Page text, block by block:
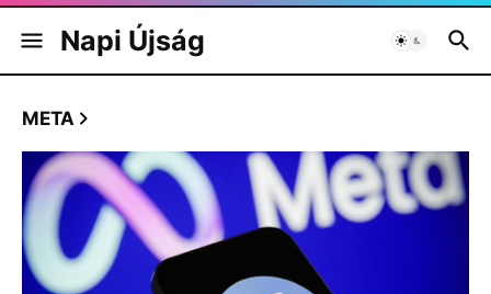
Napi Újság
META